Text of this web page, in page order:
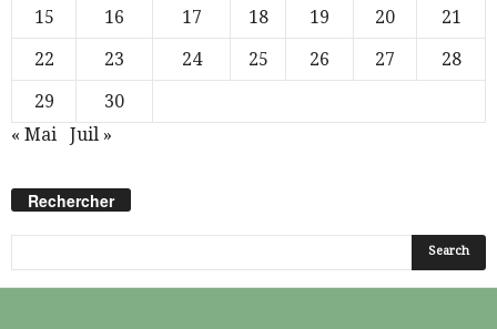
15
16 17 18 19 20
21
22
23 24 25 26 27
28
29
30
« Mai
Juil »
Rechercher